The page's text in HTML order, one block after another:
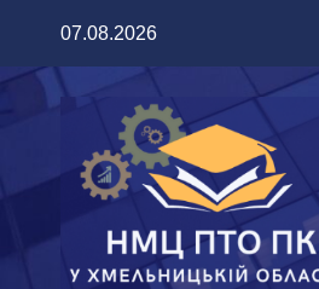
07.08.2026